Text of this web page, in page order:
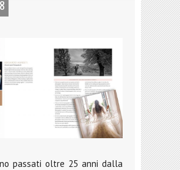
passati oltre 25 anni dalla